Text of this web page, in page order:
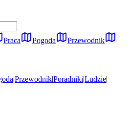
Praca Pogoda
Przewodnik
|Przewodnik|Poradniki|Ludzie|